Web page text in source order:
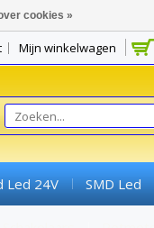
Mijn winkelwagen
Led 24V SMD Led
cookies »